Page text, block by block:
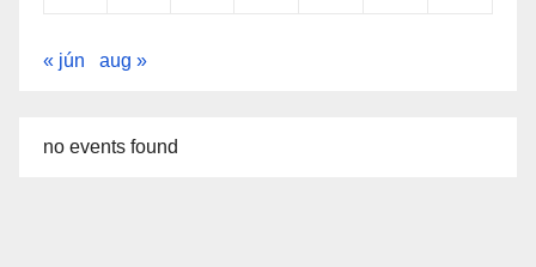
« jún aug »
no events found